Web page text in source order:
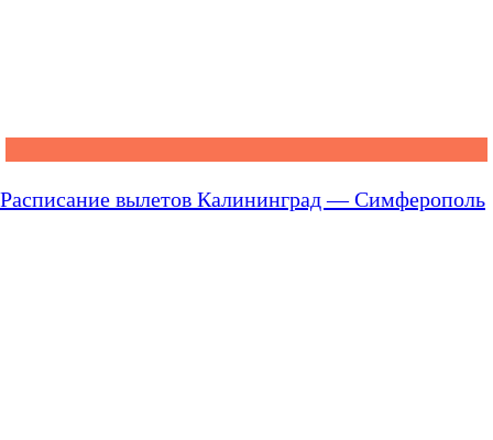
Расписание вылетов Калининград — Симферополь